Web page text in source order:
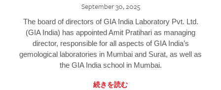
September 30, 2025
The board of directors of GIA India Laboratory Pvt. Ltd.
(GIA India) has appointed Amit Pratihari as managing
director, responsible for all aspects of GIA India’s
gemological laboratories in Mumbai and Surat, as well as
the GIA India school in Mumbai.
続きを読む